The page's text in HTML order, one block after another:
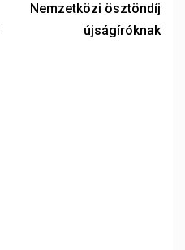
Nemzetközi ösztöndíj
újságíróknak